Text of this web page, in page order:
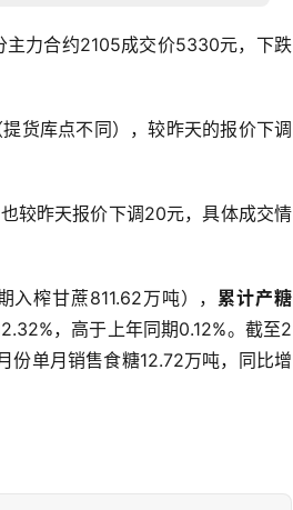
主力合约2105成交价5330元，下跌
货库点不同），较昨天的报价下调
较昨天报价下调20元，具体成交情
榨甘蔗811.62万吨）， 累计产糖
，高于上年同期0.12%。截至2
份单月销售食糖12.72万吨，同比增